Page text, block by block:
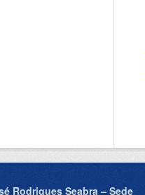
Rodrigues Seabra – Sede